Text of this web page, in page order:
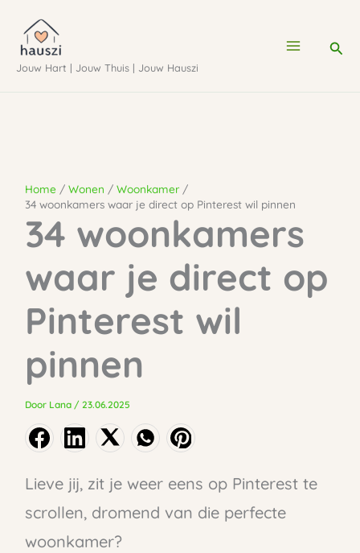
naar
deJouw Hart | Jouw Thuis | Jouw Hauszi
Home Wonen
Woonkamer
34 woonkamers waar je direct op Pinterest wil pinnen
34 woonkamers
waar je direct op
Pinterest wil
pinnen
Door Lana / 23.06.2025
Lieve jij, zit je weer eens op Pinterest te
scrollen, dromend van die perfecte
woonkamer?